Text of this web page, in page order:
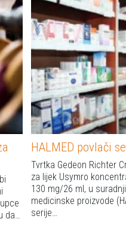
da…
HALMED povlači
Tvrtka Gedeon Richter
za lijek Usymro
130 mg/26 ml, u
medicinske proizvode
serije…